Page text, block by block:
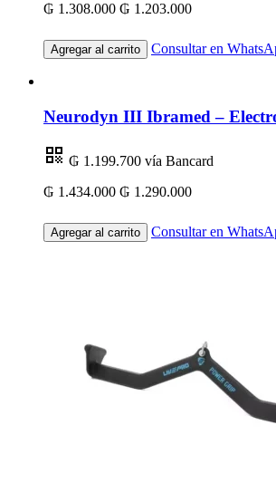
₲ 1.308.000 ₲ 1.203.000
Agregar al carrito Consultar en
Neurodyn III Ibramed –
₲ 1.199.700 vía Bancard
₲ 1.434.000 ₲ 1.290.000
Agregar al carrito Consultar en